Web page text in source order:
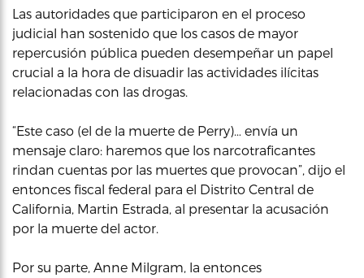
Las autoridades que participaron en el proceso
judicial han sostenido que los casos de mayor
repercusión pública pueden desempeñar un papel
crucial a la hora de disuadir las actividades ilícitas
relacionadas con las drogas.
“Este caso (el de la muerte de Perry)… envía un
mensaje claro: haremos que los narcotraficantes
rindan cuentas por las muertes que provocan”, dijo el
entonces fiscal federal para el Distrito Central de
California, Martin Estrada, al presentar la acusación
por la muerte del actor.
Por su parte, Anne Milgram, la entonces